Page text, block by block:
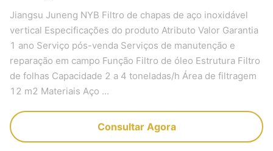
Jiangsu Juneng NYB Filtro de chapas de aço inoxidável
vertical Especificações do produto Atributo Valor Garantia
1 ano Serviço pós-venda Serviços de manutenção e
reparação em campo Função Filtro de óleo Estrutura Filtro
de folhas Capacidade 2 a 4 toneladas/h Área de filtragem
12 m2 Materiais Aço ...
Consultar Agora